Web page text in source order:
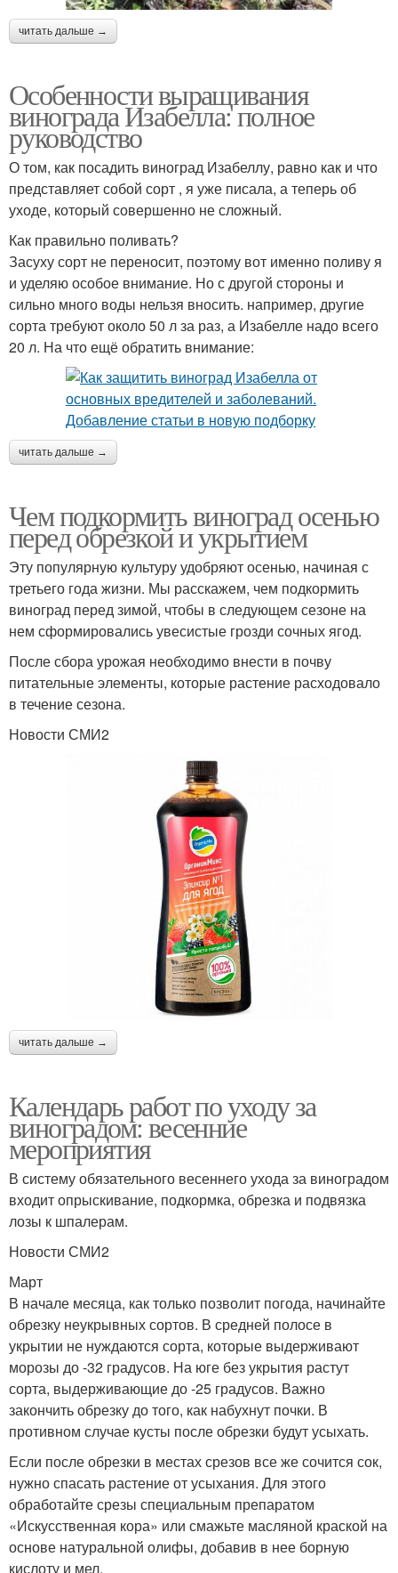
читать дальше →
Особенности выращивания
винограда Изабелла: полное
руководство
О том, как посадить виноград Изабеллу, равно как и что
представляет собой сорт , я уже писала, а теперь об
уходе, который совершенно не сложный.
Как правильно поливать?
Засуху сорт не переносит, поэтому вот именно поливу я
и уделяю особое внимание. Но с другой стороны и
сильно много воды нельзя вносить. например, другие
сорта требуют около 50 л за раз, а Изабелле надо всего
20 л. На что ещё обратить внимание:
читать дальше →
Чем подкормить виноград осенью
перед обрезкой и укрытием
Эту популярную культуру удобряют осенью, начиная с
третьего года жизни. Мы расскажем, чем подкормить
виноград перед зимой, чтобы в следующем сезоне на
нем сформировались увесистые грозди сочных ягод.
После сбора урожая необходимо внести в почву
питательные элементы, которые растение расходовало
в течение сезона.
Новости СМИ2
читать дальше →
Календарь работ по уходу за
виноградом: весенние
мероприятия
В систему обязательного весеннего ухода за виноградом
входит опрыскивание, подкормка, обрезка и подвязка
лозы к шпалерам.
Новости СМИ2
Март
В начале месяца, как только позволит погода, начинайте
обрезку неукрывных сортов. В средней полосе в
укрытии не нуждаются сорта, которые выдерживают
морозы до -32 градусов. На юге без укрытия растут
сорта, выдерживающие до -25 градусов. Важно
закончить обрезку до того, как набухнут почки. В
противном случае кусты после обрезки будут усыхать.
Если после обрезки в местах срезов все же сочится сок,
нужно спасать растение от усыхания. Для этого
обработайте срезы специальным препаратом
«Искусственная кора» или смажьте масляной краской на
основе натуральной олифы, добавив в нее борную
кислоту и мел.